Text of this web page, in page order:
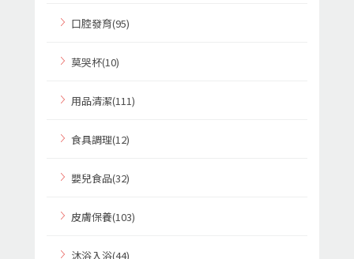
口腔發育(95)
莫哭杯(10)
用品清潔(111)
食具調理(12)
嬰兒食品(32)
皮膚保養(103)
沐浴入浴(44)